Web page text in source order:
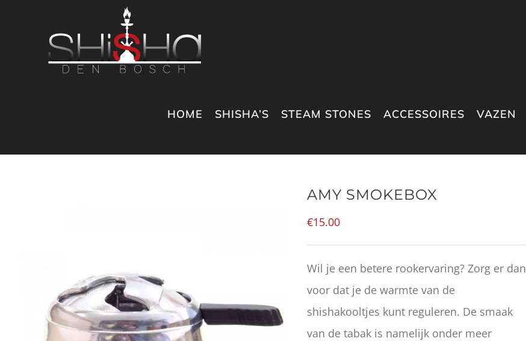
HOME SHISHA’S STEAM STONES ACCESSOIRES VAZEN
AMY SMOKEBOX
€15.00
Wil je een betere rookervaring? Zorg er dan
voor dat je de warmte van de
shishakooltjes kunt reguleren. De smaak
van de tabak is namelijk onder meer